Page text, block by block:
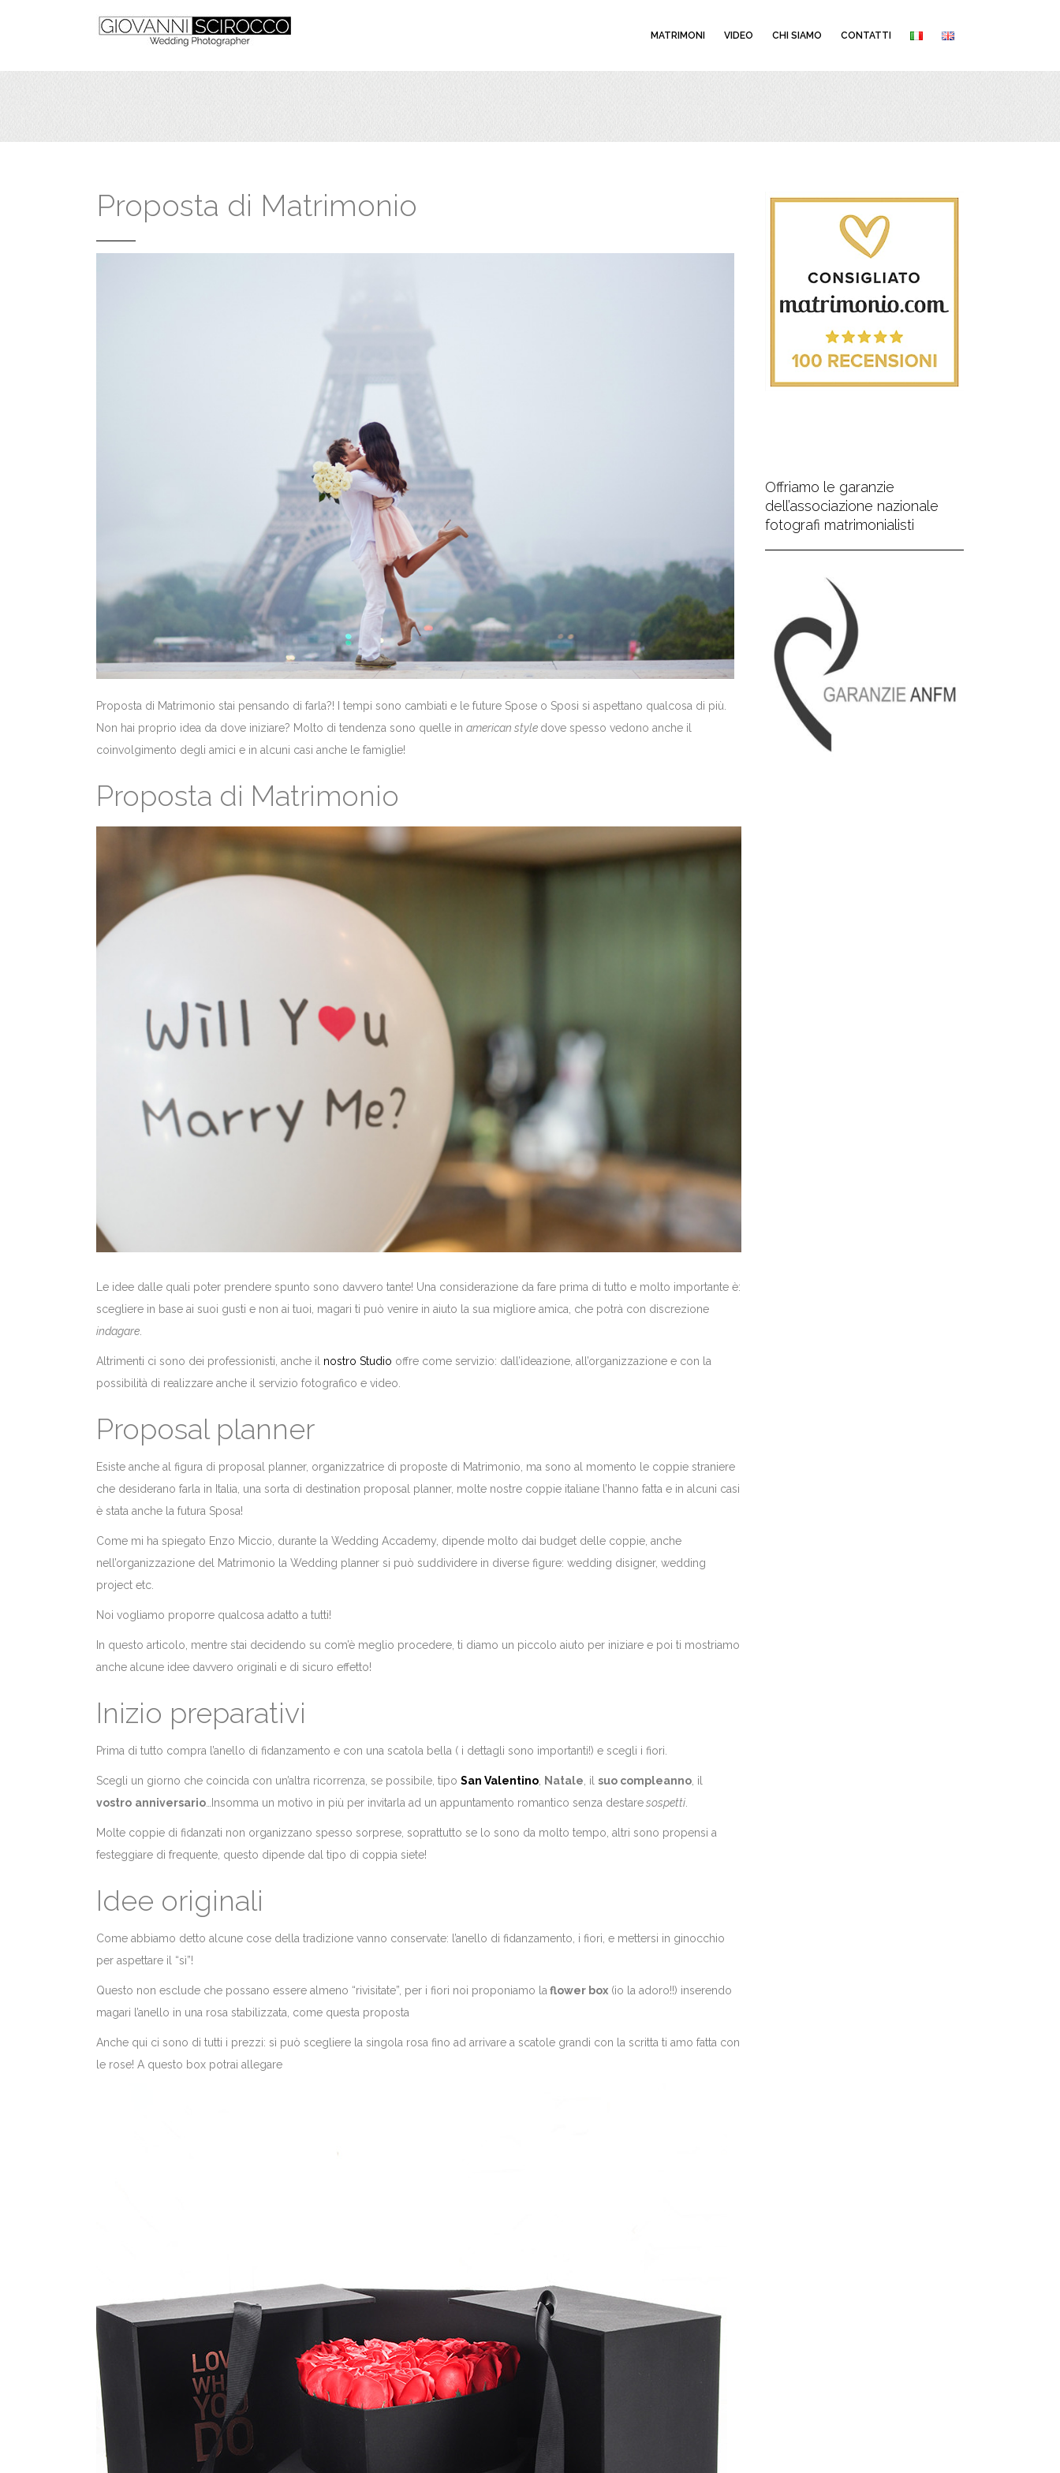
MATRIMONI VIDEO CHI SIAMO CONTATTI
Proposta di Matrimonio
Proposta di Matrimonio stai pensando di farla?! I tempi sono cambiati e le future Spose o Sposi si aspettano qualcosa di più.
Non hai proprio idea da dove iniziare? Molto di tendenza sono quelle in american style dove spesso vedono anche il
coinvolgimento degli amici e in alcuni casi anche le famiglie!
Proposta di Matrimonio
Le idee dalle quali poter prendere spunto sono davvero tante! Una considerazione da fare prima di tutto e molto importante è:
scegliere in base ai suoi gusti e non ai tuoi, magari ti può venire in aiuto la sua migliore amica, che potrà con discrezione
indagare
Altrimenti ci sono dei professionisti, anche il nostro Studio offre come servizio: dall’ideazione, all’organizzazione e con la
possibilità di realizzare anche il servizio fotografico e video.
Proposal planner
Esiste anche al figura di proposal planner, organizzatrice di proposte di Matrimonio, ma sono al momento le coppie straniere
che desiderano farla in Italia, una sorta di destination proposal planner, molte nostre coppie italiane l’hanno fatta e in alcuni casi
è stata anche la futura Sposa!
Come mi ha spiegato Enzo Miccio, durante la Wedding Accademy, dipende molto dai budget delle coppie, anche
nell’organizzazione del Matrimonio la Wedding planner si può suddividere in diverse figure: wedding disigner, wedding
project etc.
Noi vogliamo proporre qualcosa adatto a tutti!
In questo articolo, mentre stai decidendo su com’è meglio procedere, ti diamo un piccolo aiuto per iniziare e poi ti mostriamo
anche alcune idee davvero originali e di sicuro effetto!
Inizio preparativi
Prima di tutto compra l’anello di fidanzamento e con una scatola bella ( i dettagli sono importanti!) e scegli i fiori.
Scegli un giorno che coincida con un’altra ricorrenza, se possibile, tipo San Valentino Natale , il suo compleanno , il
vostro anniversario …Insomma un motivo in più per invitarla ad un appuntamento romantico senza destaresospetti
Molte coppie di fidanzati non organizzano spesso sorprese, soprattutto se lo sono da molto tempo, altri sono propensi a
festeggiare di frequente, questo dipende dal tipo di coppia siete!
Idee originali
Come abbiamo detto alcune cose della tradizione vanno conservate: l’anello di fidanzamento, i fiori, e mettersi in ginocchio
per aspettare il “sì”!
Questo non esclude che possano essere almeno “rivisitate”, per i fiori noi proponiamo la flower box (io la adoro!!) inserendo
magari l’anello in una rosa stabilizzata, come questa proposta
Anche qui ci sono di tutti i prezzi: sì può scegliere la singola rosa fino ad arrivare a scatole grandi con la scritta ti amo fatta con
le rose! A questo box potrai allegare
Offriamo le garanzie
dell’associazione nazionale
fotografi matrimonialisti